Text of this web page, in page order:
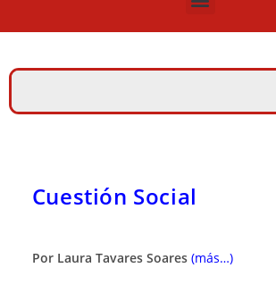
Cuestión Social
Por Laura Tavares Soares (más…)